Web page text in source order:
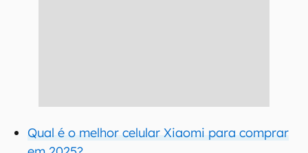
Qual é o melhor celular Xiaomi para comprar